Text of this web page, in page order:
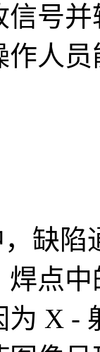
信号
作人
缺
点
为 X -